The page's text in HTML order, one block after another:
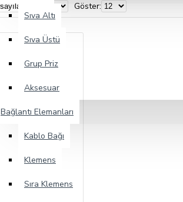
Sıva Altı
Sıva Üstü
Grup Priz
Aksesuar
Bağlantı Elemanları
Kablo Bağı
Klemens
Sıra Klemens
Göster: